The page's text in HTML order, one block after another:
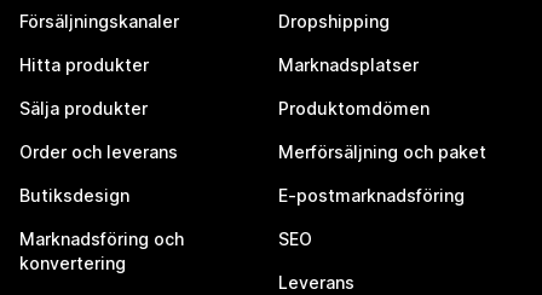
Försäljningskanaler
Hitta produkter
Sälja produkter
Order och leverans
Butiksdesign
Marknadsföring och
konvertering
Dropshipping
Marknadsplatser
Produktomdömen
Merförsäljning och paket
E-postmarknadsföring
SEO
Leverans